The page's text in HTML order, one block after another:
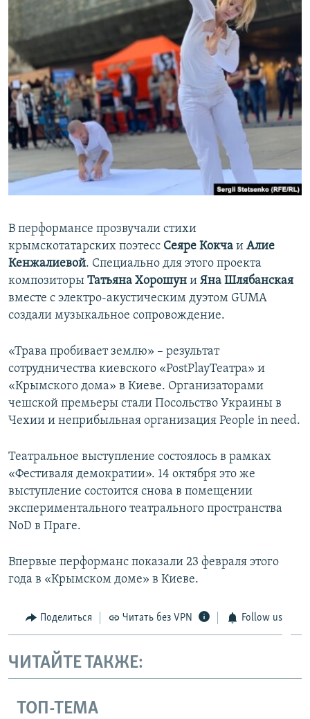
В перформансе прозвучали стихи
крымскотатарских поэтесс Сеяре Кокча и Алие
Кенжалиевой. Специально для этого проекта
композиторы Татьяна Хорошун и Яна Шлябанская
вместе с электро-акустическим дуэтом GUMA
создали музыкальное сопровождение.
«Трава пробивает землю» – результат
сотрудничества киевского «PostPlayТеатра» и
«Крымского дома» в Киеве. Организаторами
чешской премьеры стали Посольство Украины в
Чехии и неприбыльная организация People in need.
Театральное выступление состоялось в рамках
«Фестиваля демократии». 14 октября это же
выступление состоится снова в помещении
экспериментального театрального пространства
NoD в Праге.
Впервые перформанс показали 23 февраля этого
года в «Крымском доме» в Киеве.
Поделиться Читать без VPN Follow us
ЧИТАЙТЕ ТАКЖЕ:
ТОП-ТЕМА